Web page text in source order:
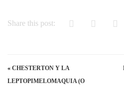
Share this post:
« CHESTERTON Y LA
LEPTOPIMELOMAQUIA (O